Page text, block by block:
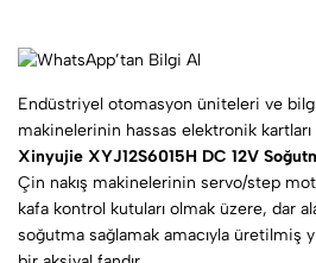
Endüstriyel otomasyon üniteleri ve
makinelerinin hassas elektronik
Xinyujie XYJ12S6015H DC 12V
Çin nakış makinelerinin servo/step
kafa kontrol kutuları olmak üzere, dar
soğutma sağlamak amacıyla üretilmiş